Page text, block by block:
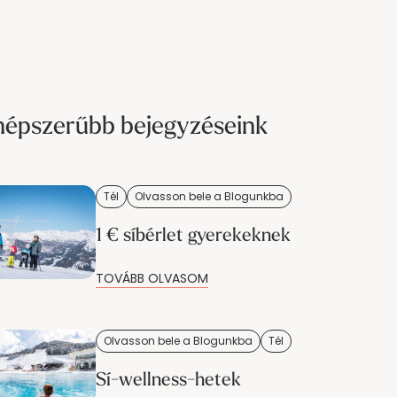
bejegyzéseink
Tél Olvasson bele a Blogunkba
1 € síbérlet gyerekeknek
TOVÁBB OLVASOM
Olvasson bele a Blogunkba Tél
Sí-wellness-hetek